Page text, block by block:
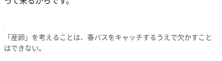
「産卵」を考えることは、春バスをキャッチするうえで欠かすこと
はできない。